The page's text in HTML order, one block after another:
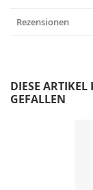
Rezensionen
DIESE
GEFALLEN